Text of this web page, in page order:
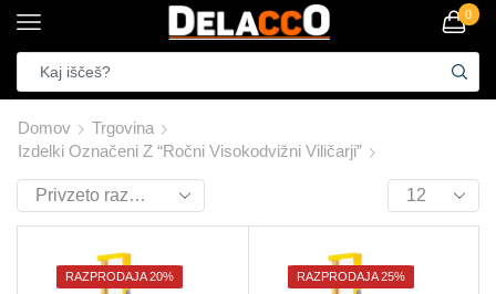
0
Domov
Trgovina
Izdelki Označeni Z “ročni Visokodvižni Viličarji”
RAZPRODAJA 20% RAZPRODAJA 25%